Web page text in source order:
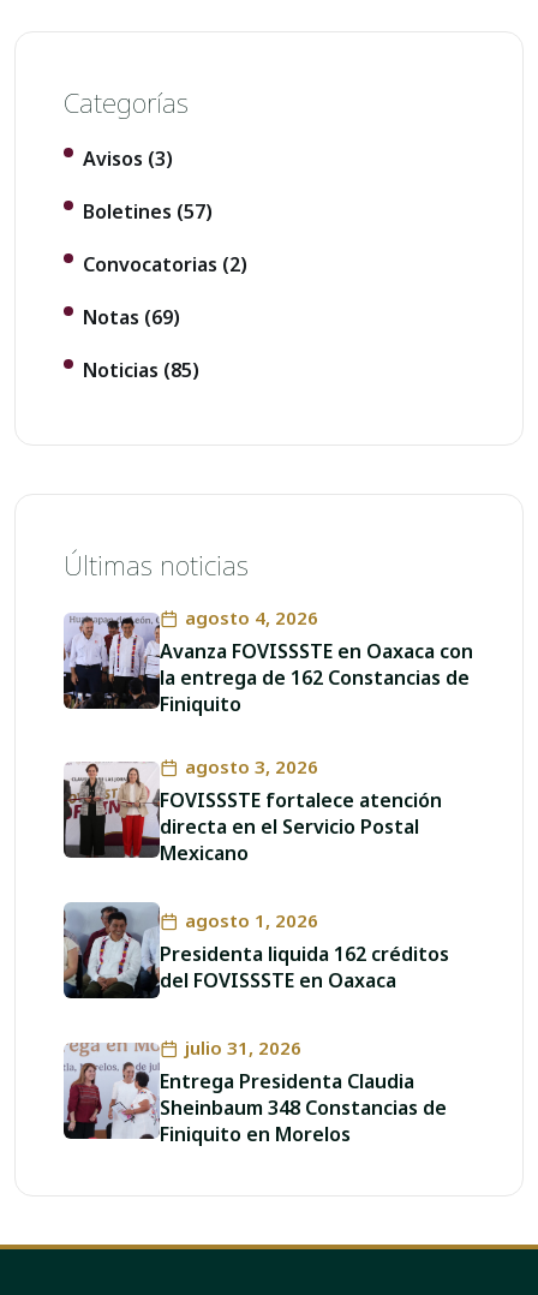
Categorías
Avisos (3)
Boletines (57)
Convocatorias (2)
Notas (69)
Noticias (85)
Últimas noticias
agosto 4, 2026
Avanza FOVISSSTE en Oaxaca con
la entrega de 162 Constancias de
Finiquito
agosto 3, 2026
FOVISSSTE fortalece atención
directa en el Servicio Postal
Mexicano
agosto 1, 2026
Presidenta liquida 162 créditos
del FOVISSSTE en Oaxaca
julio 31, 2026
Entrega Presidenta Claudia
Sheinbaum 348 Constancias de
Finiquito en Morelos